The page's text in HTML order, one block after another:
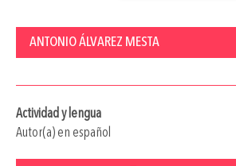
ANTONIO ÁLVAREZ MESTA
Actividad y lengua
Autor(a) en español